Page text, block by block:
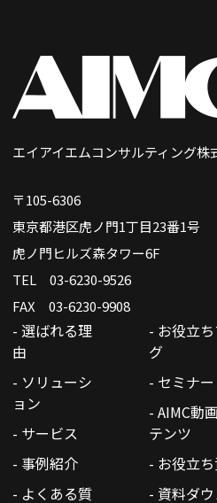
エイアイエムコンサルティング株
〒105-6306
東京都港区虎ノ門1丁目23番1号
虎ノ門ヒルズ森タワー6F
TEL 03-6230-9526
FAX 03-6230-9908
- 選ばれる理
由
- ソリューシ
ョン
- サービス
- 事例紹介
- よくある質
- お役立
グ
- セミナー
- AIMC動
テンツ
- お役立
- 資料ダ